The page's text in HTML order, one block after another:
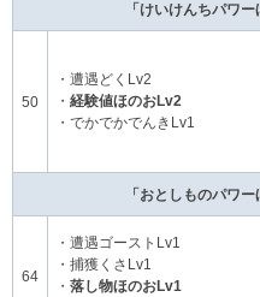
「けいけんちパワ
50
・遭遇どくLv2
・ 経験値ほのおLv2
・でかでかでんきLv1
「おとしものパワ
64
・遭遇ゴーストLv1
・捕獲くさLv1
・ 落し物ほのおLv1